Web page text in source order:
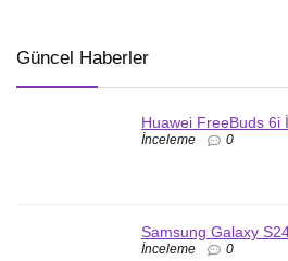
Güncel Haberler
Huawei FreeBuds 6i
İnceleme 0
Samsung Galaxy
İnceleme 0